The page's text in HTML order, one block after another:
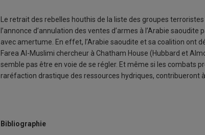
Le retrait des rebelles houthis de la liste des groupes
l’annonce d’annulation des ventes d’armes à l’Arabie
avec amertume. En effet, l’Arabie saoudite et sa coalition ont
Farea Al-Muslimi chercheur à Chatham House (Hubbard et
semble pas être en voie de se régler. Et même si les combats
raréfaction drastique des ressources hydriques, contribueront
Bibliographie